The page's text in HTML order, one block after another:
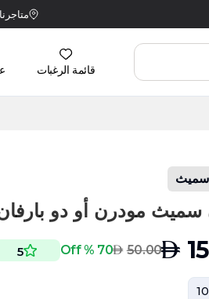
متاجرنا
قائمة الرغبات
سميث
مودرن أو دو بارفان 100 مل
AED
AED 50.00
70 % Off
5